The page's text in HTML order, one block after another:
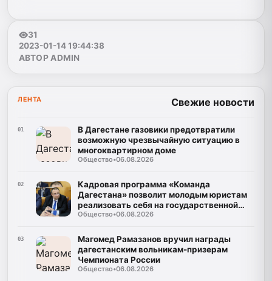
31
2023-01-14 19:44:38
АВТОР ADMIN
ЛЕНТА Свежие новости
01
В Дагестане газовики предотвратили
возможную чрезвычайную ситуацию в
многоквартирном доме
Общество•06.08.2026
02
Кадровая программа «Команда
Дагестана» позволит молодым юристам
реализовать себя на государственной
службе
Общество•06.08.2026
03
Магомед Рамазанов вручил награды
дагестанским вольникам-призерам
Чемпионата России
Общество•06.08.2026